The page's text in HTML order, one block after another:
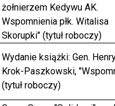
żołnierzem Kedywu AK.
Wspomnienia płk. Witalisa
Skorupki" (tytuł roboczy)
Wydanie książki: Gen.
Krok-Paszkowski,
(tytuł roboczy)